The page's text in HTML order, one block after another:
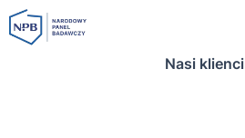
Nasi klienci